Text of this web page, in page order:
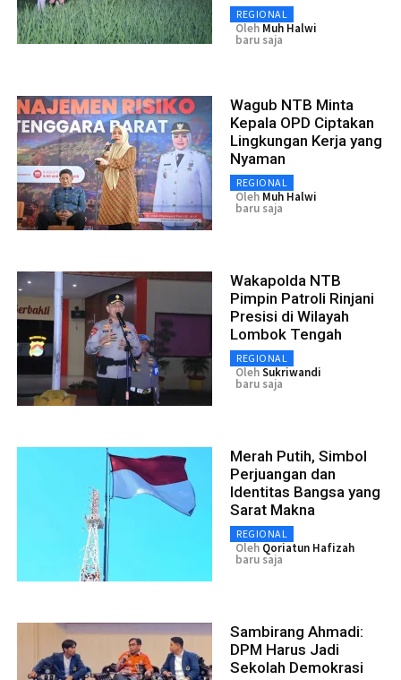
REGIONAL
Oleh Muh Halwi
baru saja
Wagub NTB Minta
Kepala OPD Ciptakan
Lingkungan Kerja yang
Nyaman
REGIONAL
Oleh Muh Halwi
baru saja
Wakapolda NTB
Pimpin Patroli Rinjani
Presisi di Wilayah
Lombok Tengah
REGIONAL
OlehSukriwandi
baru saja
Merah Putih, Simbol
Perjuangan dan
Identitas Bangsa yang
Sarat Makna
REGIONAL
Oleh Qoriatun Hafizah
baru saja
Sambirang Ahmadi:
DPM Harus Jadi
Sekolah Demokrasi